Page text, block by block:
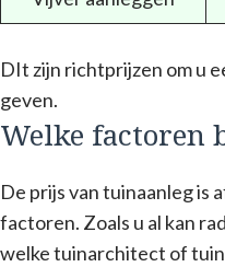
DIt zijn richtprijzen om u
geven.
Welke factoren
De prijs van tuinaanleg is
factoren. Zoals u al kan
welke tuinarchitect of